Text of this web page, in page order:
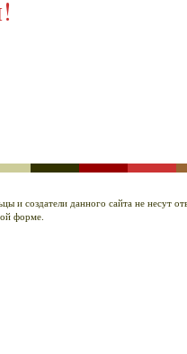
создатели данного сайта не несут
форме.